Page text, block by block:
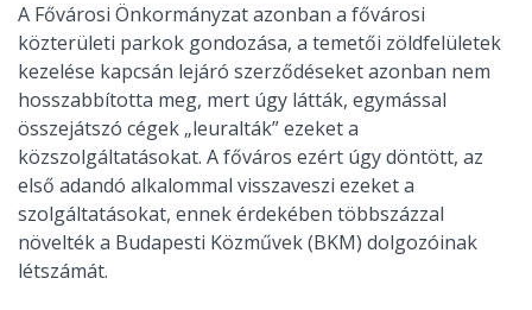
A Fővárosi Önkormányzat azonban a fővárosi
közterületi parkok gondozása, a temetői zöldfelületek
kezelése kapcsán lejáró szerződéseket azonban nem
hosszabbította meg, mert úgy látták, egymással
összejátszó cégek „leuralták” ezeket a
közszolgáltatásokat. A főváros ezért úgy döntött, az
első adandó alkalommal visszaveszi ezeket a
szolgáltatásokat, ennek érdekében többszázzal
növelték a Budapesti Közművek (BKM) dolgozóinak
létszámát.